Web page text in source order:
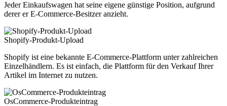
Jeder Einkaufswagen hat seine eigene günstige Position, aufgrund
derer er E-Commerce-Besitzer anzieht.
Shopify-Produkt-Upload
Shopify ist eine bekannte E-Commerce-Plattform unter zahlreichen
Einzelhändlern. Es ist einfach, die Plattform für den Verkauf Ihrer
Artikel im Internet zu nutzen.
OsCommerce-Produkteintrag